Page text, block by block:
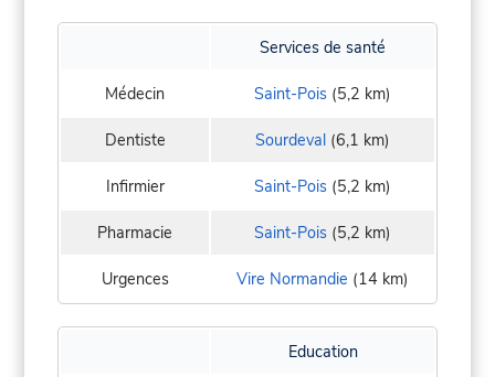
Services de santé
Médecin Saint-Pois (5,2 km)
Dentiste Sourdeval (6,1 km)
Infirmier Saint-Pois (5,2 km)
Pharmacie Saint-Pois (5,2 km)
Urgences Vire Normandie (14 km)
Education